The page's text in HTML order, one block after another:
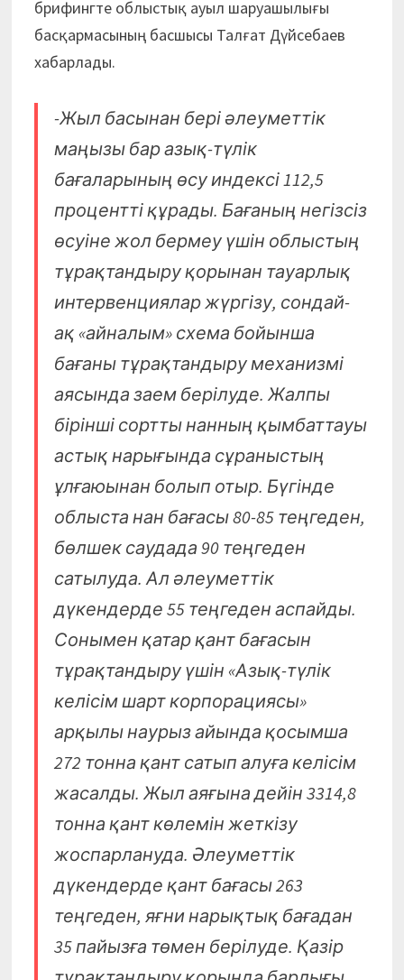
брифингте облыстық ауыл шаруашылығы
басқармасының басшысы Талғат Дүйсебаев
хабарлады.
-Жыл басынан бері әлеуметтік
маңызы бар азық-түлік
бағаларының өсу индексі 112,5
процентті құрады. Бағаның негізсіз
өсуіне жол бермеу үшін облыстың
тұрақтандыру қорынан тауарлық
интервенциялар жүргізу, сондай-
ақ «айналым» схема бойынша
бағаны тұрақтандыру механизмі
аясында заем берілуде. Жалпы
бірінші сортты нанның қымбаттауы
астық нарығында сұраныстың
ұлғаюынан болып отыр. Бүгінде
облыста нан бағасы 80-85 теңгеден,
бөлшек саудада 90 теңгеден
сатылуда. Ал әлеуметтік
дүкендерде 55 теңгеден аспайды.
Сонымен қатар қант бағасын
тұрақтандыру үшін «Азық-түлік
келісім шарт корпорациясы»
арқылы наурыз айында қосымша
272 тонна қант сатып алуға келісім
жасалды. Жыл аяғына дейін 3314,8
тонна қант көлемін жеткізу
жоспарлануда. Әлеуметтік
дүкендерде қант бағасы 263
теңгеден, яғни нарықтық бағадан
35 пайызға төмен берілуде. Қазір